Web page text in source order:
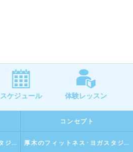
スケジュール 体験レッスン
コンセプト
厚木のフィットネス･ヨガスタジオアルモニの口コミ情報 厚木のフィットネス･ヨガスタジオアルモニの評判